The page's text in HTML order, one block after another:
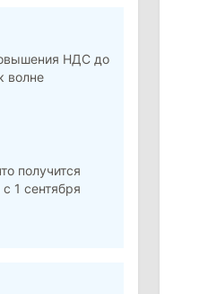
НДС до
волне
получится
1 сентября